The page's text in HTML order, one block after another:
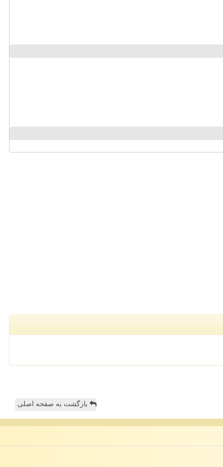
بازگشت به صفحه اصلی